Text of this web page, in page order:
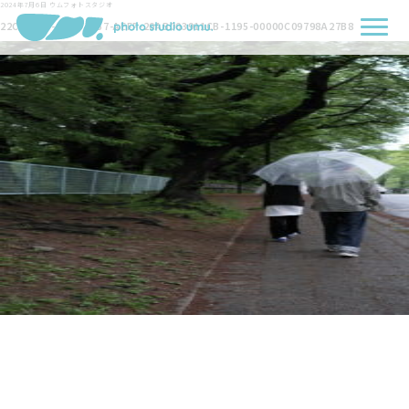
2024年7月6日 ウムフォトスタジオ
22C4F21A-4193-4A57-AEFF-20AB003911CB-1195-00000C09798A27B8